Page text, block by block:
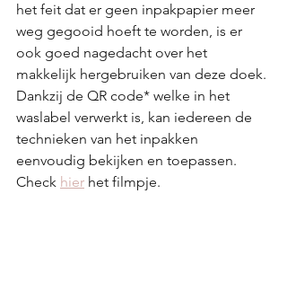
het feit dat er geen inpakpapier meer
weg gegooid hoeft te worden, is er
ook goed nagedacht over het
makkelijk hergebruiken van deze doek.
Dankzij de QR code* welke in het
waslabel verwerkt is, kan iedereen de
technieken van het inpakken
eenvoudig bekijken en toepassen.
Check hier het filmpje.